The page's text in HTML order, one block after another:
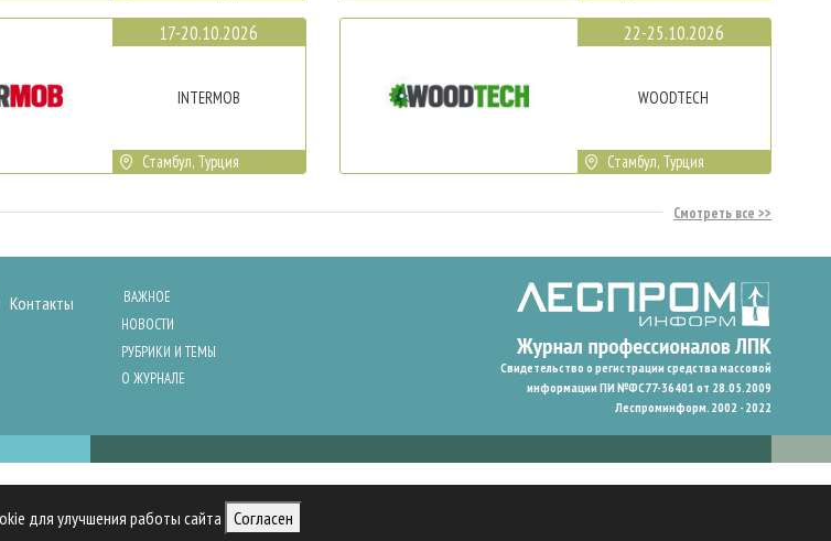
для улучшения работы сайта Согласен
17-20.10.2026
INTERMOB
Стамбул, Турция
22-25.10.2026
WOODTECH
Стамбул, Турция
Смотреть все
Контакты
ВАЖНОЕ
НОВОСТИ
РУБРИКИ И ТЕМЫ
О ЖУРНАЛЕ
Свидетельство о регистрации средства массовой
информации ПИ №ФС77-36401 от 28.05.2009
Леспроминформ. 2002 - 2022
и персонализации контента. Cookies помогают нам запомнить ваши предпочтения и улучшить пользовательский